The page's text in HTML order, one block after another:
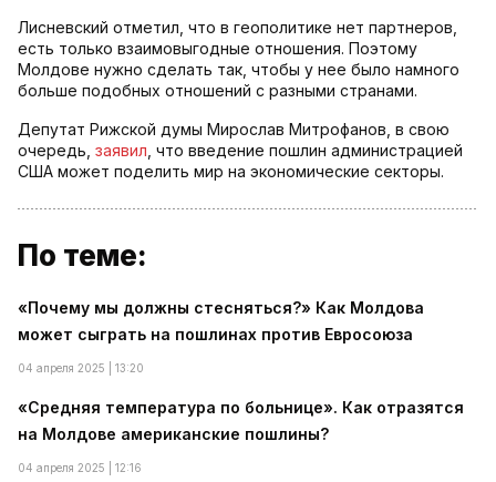
Лисневский отметил, что в геополитике нет партнеров,
есть только взаимовыгодные отношения. Поэтому
Молдове нужно сделать так, чтобы у нее было намного
больше подобных отношений с разными странами.
Депутат Рижской думы Мирослав Митрофанов, в свою
очередь, заявил , что введение пошлин администрацией
США может поделить мир на экономические секторы.
По теме:
«Почему мы должны стесняться?» Как Молдова
может сыграть на пошлинах против Евросоюза
04 апреля 2025 | 13:20
«Средняя температура по больнице». Как отразятся
на Молдове американские пошлины?
04 апреля 2025 | 12:16